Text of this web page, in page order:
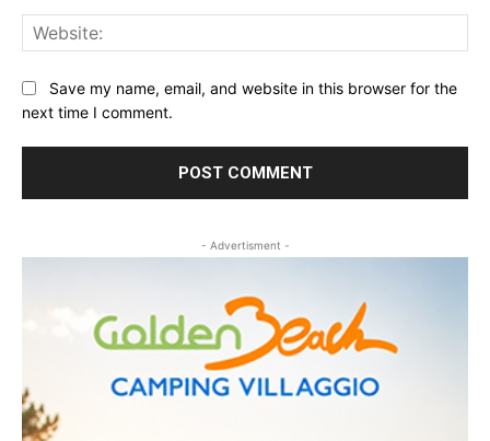
Save my name, email, and website in this browser for the
next time I comment.
- Advertisment -